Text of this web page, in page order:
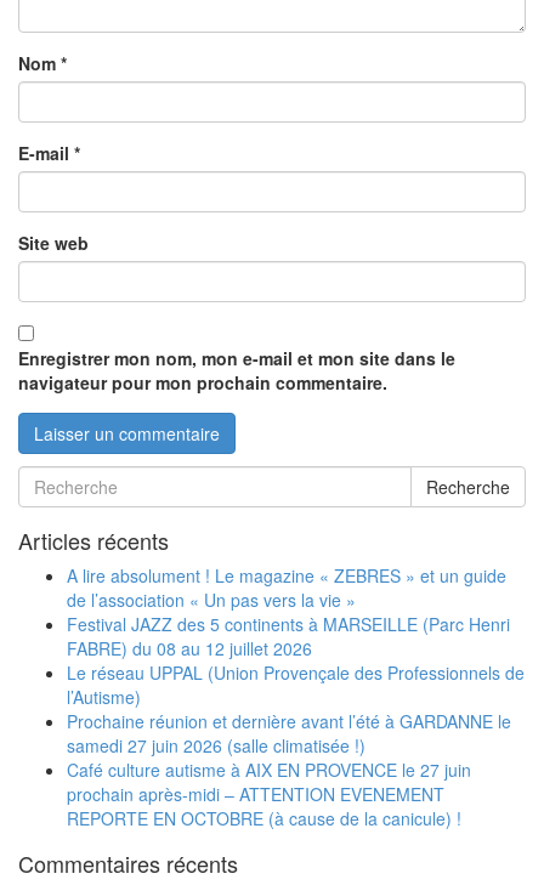
Nom *
E-mail *
Site web
Enregistrer mon nom, mon e-mail et mon site dans le
navigateur pour mon prochain commentaire.
Recherche
Articles récents
A lire absolument ! Le magazine « ZEBRES » et un guide
de l’association « Un pas vers la vie »
Festival JAZZ des 5 continents à MARSEILLE (Parc Henri
FABRE) du 08 au 12 juillet 2026
Le réseau UPPAL (Union Provençale des Professionnels de
l’Autisme)
Prochaine réunion et dernière avant l’été à GARDANNE le
samedi 27 juin 2026 (salle climatisée !)
Café culture autisme à AIX EN PROVENCE le 27 juin
prochain après-midi – ATTENTION EVENEMENT
REPORTE EN OCTOBRE (à cause de la canicule) !
Commentaires récents